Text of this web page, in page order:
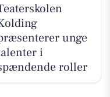
unge
i
roller